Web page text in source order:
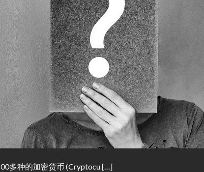
多种的加密货币 (Cryptocu […]